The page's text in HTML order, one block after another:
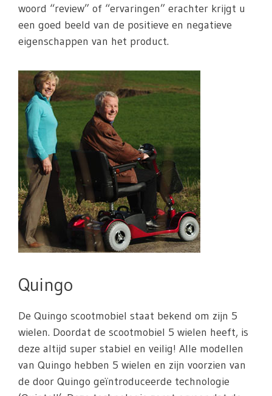
woord “review” of “ervaringen” erachter krijgt u
een goed beeld van de positieve en negatieve
eigenschappen van het product.
Quingo
De Quingo scootmobiel staat bekend om zijn 5
wielen. Doordat de scootmobiel 5 wielen heeft, is
deze altijd super stabiel en veilig! Alle modellen
van Quingo hebben 5 wielen en zijn voorzien van
de door Quingo geïntroduceerde technologie